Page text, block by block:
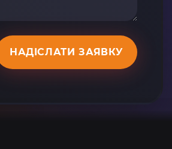
НАДІСЛАТИ ЗАЯВКУ